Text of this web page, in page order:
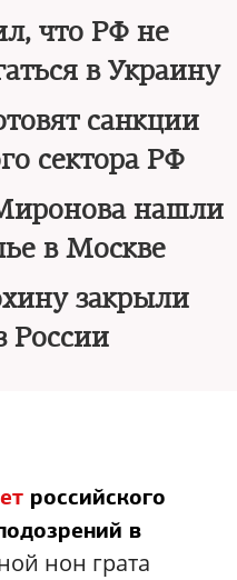
что РФ не
в Украину
санкции
сектора РФ
нашли
в Москве
закрыли
России
российского
в
нон грата